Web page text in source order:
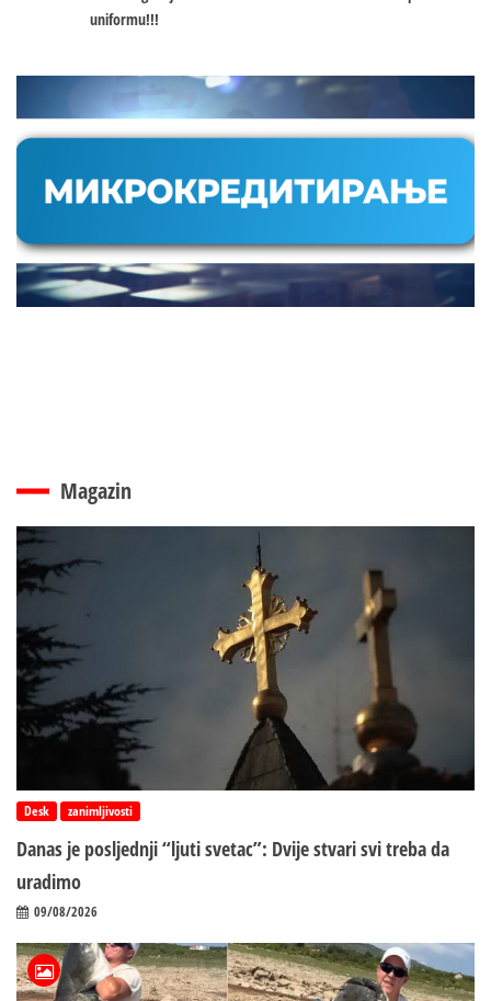
uniformu!!!
Magazin
Desk zanimljivosti
Danas je posljednji “ljuti svetac”: Dvije stvari svi treba da
uradimo
09/08/2026